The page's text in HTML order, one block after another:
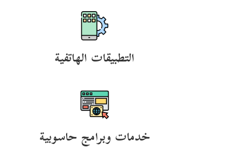
التطبيقات الهاتفية
خدمات وبرامج حاسوبية